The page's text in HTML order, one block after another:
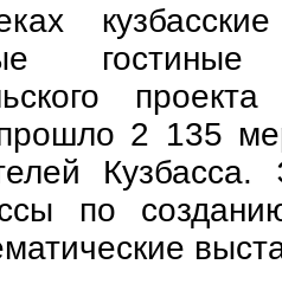
2 135
по